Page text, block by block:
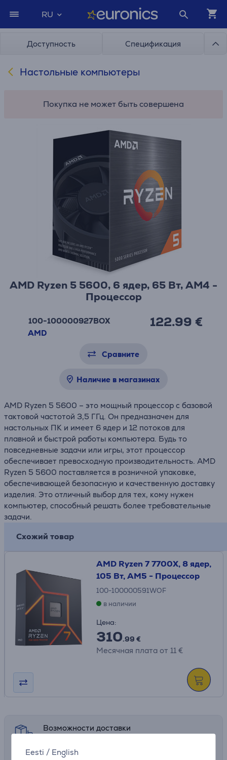
Eesti / English
RU
Доступность Спецификация
Настольные компьютеры
Покупка не может быть совершена
AMD Ryzen 5 5600, 6 ядер, 65 Вт, AM4 -
Процессор
100-100000927BOX
AMD
122.99 €
Сравните
Наличие в магазинах
AMD Ryzen 5 5600 – это мощный процессор с базовой
тактовой частотой 3,5 ГГц. Он предназначен для
настольных ПК и имеет 6 ядер и 12 потоков для
плавной и быстрой работы компьютера. Будь то
повседневные задачи или игры, этот процессор
обеспечивает превосходную производительность. AMD
Ryzen 5 5600 поставляется в розничной упаковке,
обеспечивающей безопасную и качественную доставку
изделия. Это отличный выбор для тех, кому нужен
компьютер, способный решать более требовательные
задачи.
Схожий товар
AMD Ryzen 7 7700X, 8 ядер,
105 Вт, AM5 - Процессор
100-100000591WOF
в наличии
Цена:
310.99 €
Месячная плата от 11 €
Возможности доставки
Выберите подходящий способ доставки в
корзине